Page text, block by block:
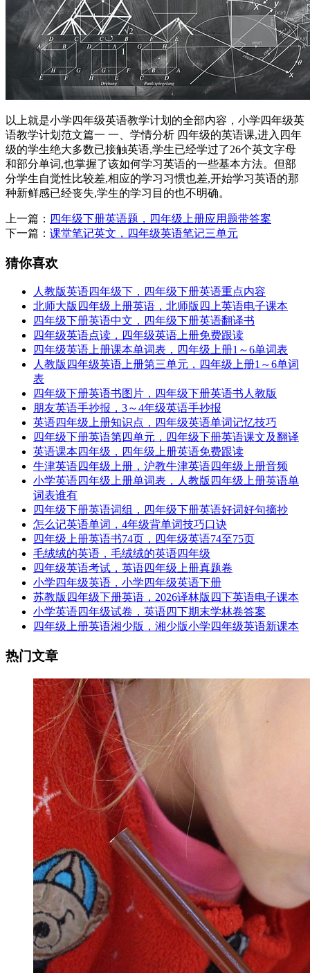
以上就是小学四年级英语教学计划的全部内容，小学四年级英
语教学计划范文篇一 一、学情分析 四年级的英语课,进入四年
级的学生绝大多数已接触英语,学生已经学过了26个英文字母
和部分单词,也掌握了该如何学习英语的一些基本方法。但部
分学生自觉性比较差,相应的学习习惯也差,开始学习英语的那
种新鲜感已经丧失,学生的学习目的也不明确。
上一篇： 四年级下册英语题，四年级上册应用题带答案
下一篇： 课堂笔记英文，四年级英语笔记三单元
猜你喜欢
人教版英语四年级下，四年级下册英语重点内容
北师大版四年级上册英语，北师版四上英语电子课本
四年级下册英语中文，四年级下册英语翻译书
四年级英语点读，四年级英语上册免费跟读
四年级英语上册课本单词表，四年级上册1～6单词表
人教版四年级英语上册第三单元，四年级上册1～6单词
表
四年级下册英语书图片，四年级下册英语书人教版
朋友英语手抄报，3～4年级英语手抄报
英语四年级上册知识点，四年级英语单词记忆技巧
四年级下册英语第四单元，四年级下册英语课文及翻译
英语课本四年级，四年级上册英语免费跟读
牛津英语四年级上册，沪教牛津英语四年级上册音频
小学英语四年级上册单词表，人教版四年级上册英语单
词表谁有
四年级下册英语词组，四年级下册英语好词好句摘抄
怎么记英语单词，4年级背单词技巧口诀
四年级上册英语书74页，四年级英语74至75页
毛绒绒的英语，毛绒绒的英语四年级
四年级英语考试，英语四年级上册真题卷
小学四年级英语，小学四年级英语下册
苏教版四年级下册英语，2026译林版四下英语电子课本
小学英语四年级试卷，英语四下期末学林卷答案
四年级上册英语湘少版，湘少版小学四年级英语新课本
热门文章